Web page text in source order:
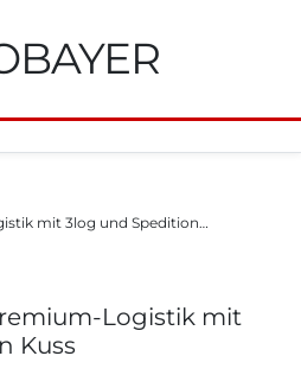
mit 3log und Spedition…
Logistik mit
Kuss